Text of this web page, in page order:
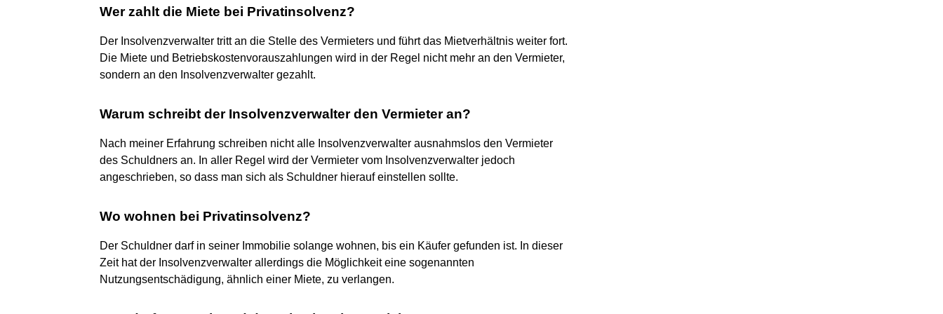
Wer zahlt die Miete bei Privatinsolvenz?
Der Insolvenzverwalter tritt an die Stelle des Vermieters und führt das Mietverhältnis weiter fort.
Die Miete und Betriebskostenvorauszahlungen wird in der Regel nicht mehr an den Vermieter,
sondern an den Insolvenzverwalter gezahlt.
Warum schreibt der Insolvenzverwalter den Vermieter an?
Nach meiner Erfahrung schreiben nicht alle Insolvenzverwalter ausnahmslos den Vermieter
des Schuldners an. In aller Regel wird der Vermieter vom Insolvenzverwalter jedoch
angeschrieben, so dass man sich als Schuldner hierauf einstellen sollte.
Wo wohnen bei Privatinsolvenz?
Der Schuldner darf in seiner Immobilie solange wohnen, bis ein Käufer gefunden ist. In dieser
Zeit hat der Insolvenzverwalter allerdings die Möglichkeit eine sogenannten
Nutzungsentschädigung, ähnlich einer Miete, zu verlangen.